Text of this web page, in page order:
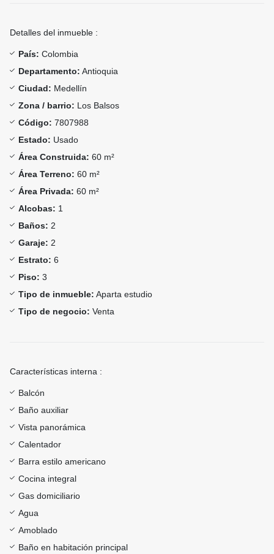
Detalles del inmueble :
País: Colombia
Departamento: Antioquia
Ciudad: Medellín
Zona / barrio: Los Balsos
Código: 7807988
Estado: Usado
Área Construida: 60 m²
Área Terreno: 60 m²
Área Privada: 60 m²
Alcobas: 1
Baños: 2
Garaje: 2
Estrato: 6
Piso: 3
Tipo de inmueble: Aparta estudio
Tipo de negocio: Venta
Características interna :
Balcón
Baño auxiliar
Vista panorámica
Calentador
Barra estilo americano
Cocina integral
Gas domiciliario
Agua
Amoblado
Baño en habitación principal